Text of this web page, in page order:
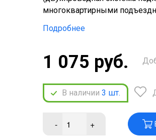
многоквартирными
Подробнее
1 075 руб.
В наличии 3 шт.
- +